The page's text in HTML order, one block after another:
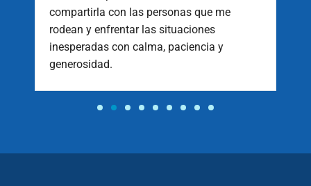
compartirla con las personas que me
rodean y enfrentar las situaciones
inesperadas con calma, paciencia y
generosidad.